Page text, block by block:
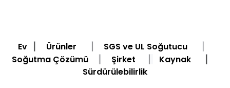
Ev Ürünler SGS ve UL Soğutucu
Soğutma Çözümü Şirket Kaynak
Sürdürülebilirlik